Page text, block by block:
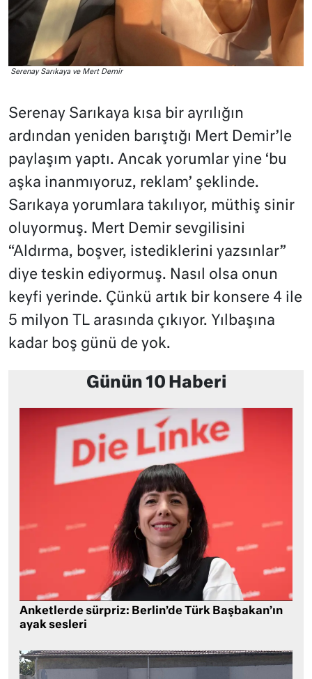
Serenay Sarıkaya ve Mert Demir
Serenay Sarıkaya kısa bir ayrılığın
ardından yeniden barıştığı Mert Demir’le
paylaşım yaptı. Ancak yorumlar yine ‘bu
aşka inanmıyoruz, reklam’ şeklinde.
Sarıkaya yorumlara takılıyor, müthiş sinir
oluyormuş. Mert Demir sevgilisini
“Aldırma, boşver, istediklerini yazsınlar”
diye teskin ediyormuş. Nasıl olsa onun
keyfi yerinde. Çünkü artık bir konsere 4 ile
5 milyon TL arasında çıkıyor. Yılbaşına
kadar boş günü de yok.
Günün 10 Haberi
Anketlerde sürpriz: Berlin’de Türk Başbakan’ın
ayak sesleri